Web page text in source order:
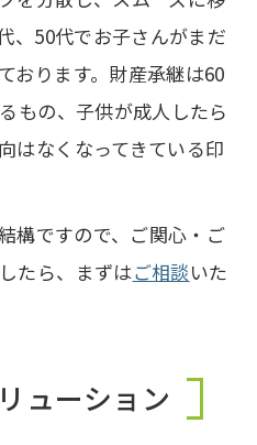
、50代でお子さんがまだ
おります。財産承継は60
もの、子供が成人したら
はなくなってきている印
構ですので、ご関心・ご
たら、まずはご相談いた
ューション